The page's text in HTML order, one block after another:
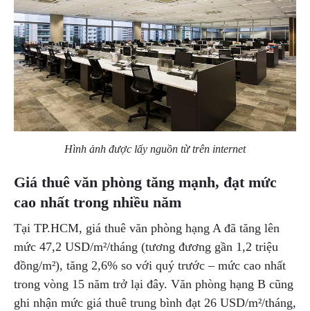
Hình ảnh được lấy nguồn từ trên internet
Giá thuê văn phòng tăng mạnh, đạt mức
cao nhất trong nhiều năm
Tại TP.HCM, giá thuê văn phòng hạng A đã tăng lên
mức 47,2 USD/m²/tháng (tương đương gần 1,2 triệu
đồng/m²), tăng 2,6% so với quý trước – mức cao nhất
trong vòng 15 năm trở lại đây. Văn phòng hạng B cũng
ghi nhận mức giá thuê trung bình đạt 26 USD/m²/tháng,